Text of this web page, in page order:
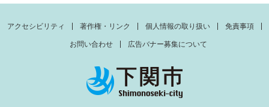
アクセシビリティ 著作権・リンク 個人情報の取り扱い 免責事項
お問い合わせ 広告バナー募集について